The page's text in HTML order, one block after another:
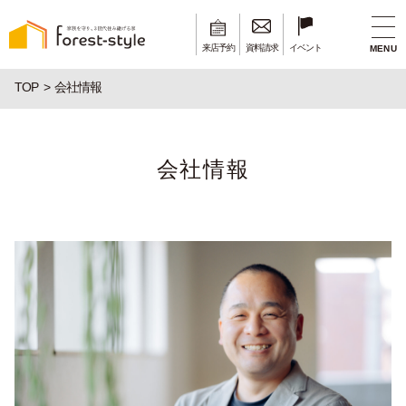
来店予約 資料請求 イベント MENU
TOP 会社情報
会社情報